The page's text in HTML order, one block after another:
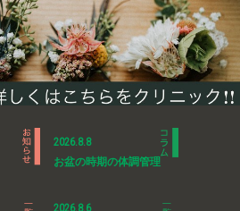
2026.8.8
お盆の時期の体調管理
2026.8.6